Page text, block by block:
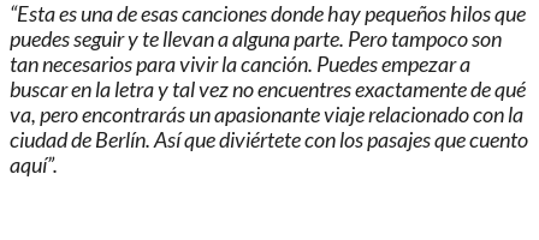
“Esta es una de esas canciones donde hay pequeños hilos que
puedes seguir y te llevan a alguna parte. Pero tampoco son
tan necesarios para vivir la canción. Puedes empezar a
buscar en la letra y tal vez no encuentres exactamente de qué
va, pero encontrarás un apasionante viaje relacionado con la
ciudad de Berlín. Así que diviértete con los pasajes que cuento
aquí”.